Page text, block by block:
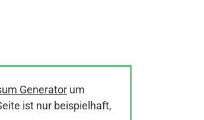
Generator um
ist nur beispielhaft,